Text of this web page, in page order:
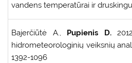
vandens temperatūrai ir
Bajerčiūtė A., Pupienis D.
hidrometeorologinių veiksnių
1392-1096